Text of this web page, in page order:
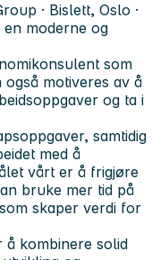
· Bislett, Oslo ·
moderne og
som
motiveres av å
og ta i
samtidig
med å
vårt er å frigjøre
bruke mer tid på
skaper verdi for
kombinere solid